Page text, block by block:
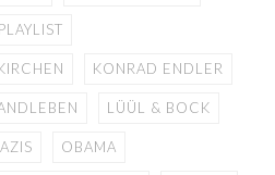
KONRAD ENDLER
LÜÜL & BOCK
OBAMA